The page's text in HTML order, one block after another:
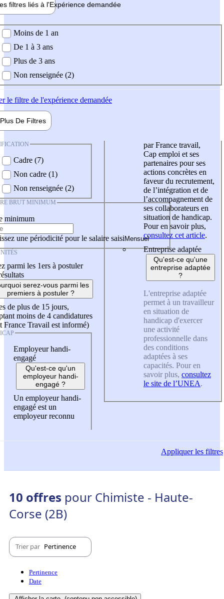
filtres liés à l'Expérience demandée
demandée
Moins de 1 an
De 1 à 3 ans
Plus de 3 ans
Non renseignée (2)
le filtre de l'expérience demandée
Plus De Filtres
Cadre (7)
Non cadre (1)
Non renseignée (2)
BRUT MINIMUM
minimum
une périodicité pour le salaire saisi
parmi les 1ers à postuler
serez-vous parmi les
premiers à postuler ?
de plus de 15 jours,
moins de 4 candidatures
France Travail est informé)
Employeur handi-
engagé
Qu'est-ce qu'un
employeur handi-
engagé ?
Un employeur handi-
engagé est un
employeur reconnu
par France travail,
Cap emploi et ses
partenaires pour ses
actions concrètes en
faveur du recrutement,
de l’intégration et de
l’accompagnement de
ses collaborateurs en
situation de handicap.
Pour en savoir plus,
consultez cet article.
Entreprise adaptée
Qu'est-ce qu'une
entreprise adaptée
?
L'entreprise adaptée
permet à un travailleur
en situation de
handicap d'exercer
une activité
professionnelle dans
des conditions
adaptées à ses
capacités. Pour en
savoir plus, consultez
le site de l’UNEA.
Appliquerles filtres
10 offres pour Chimiste - Haute-
Corse (2B)
Trier par Pertinence
Pertinence
Date